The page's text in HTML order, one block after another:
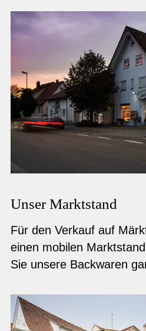
Unser Marktstand
Für den Verkauf auf
einen mobilen
Sie unsere Backwaren